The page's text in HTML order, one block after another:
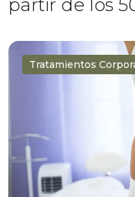
partir de los
Tratamientos